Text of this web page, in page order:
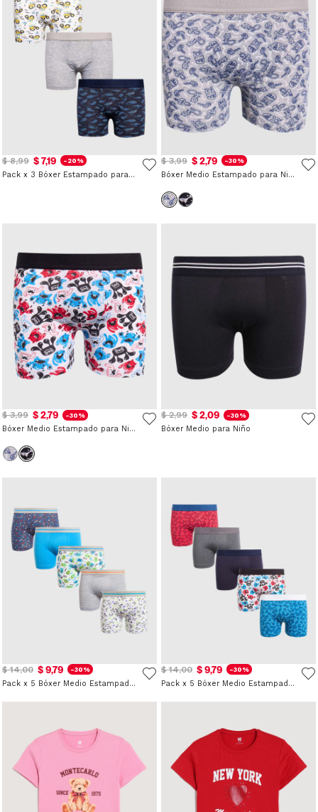
$ 8,99 $ 7,19 -20%
Pack x 3 Bóxer Estampado para Niño
$ 3,99 $ 2,79 -30%
Bóxer Medio Estampado para Niño
$ 3,99 $ 2,79 -30%
Bóxer Medio Estampado para Niño
$ 2,99 $ 2,09 -30%
Bóxer Medio para Niño
$ 14,00 $ 9,79 -30%
Pack x 5 Bóxer Medio Estampados para Niño
$ 14,00 $ 9,79 -30%
Pack x 5 Bóxer Medio Estampados de Monstruos para Niño